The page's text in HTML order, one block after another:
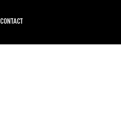
CONTACT